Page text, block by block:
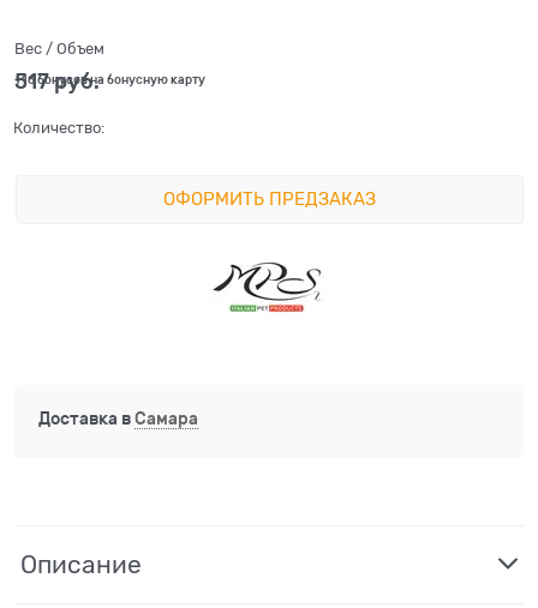
Вес / Объем
517 руб.
+16 бонусов на бонусную карту
Количество:
ОФОРМИТЬ ПРЕДЗАКАЗ
Доставка вСамара
Описание